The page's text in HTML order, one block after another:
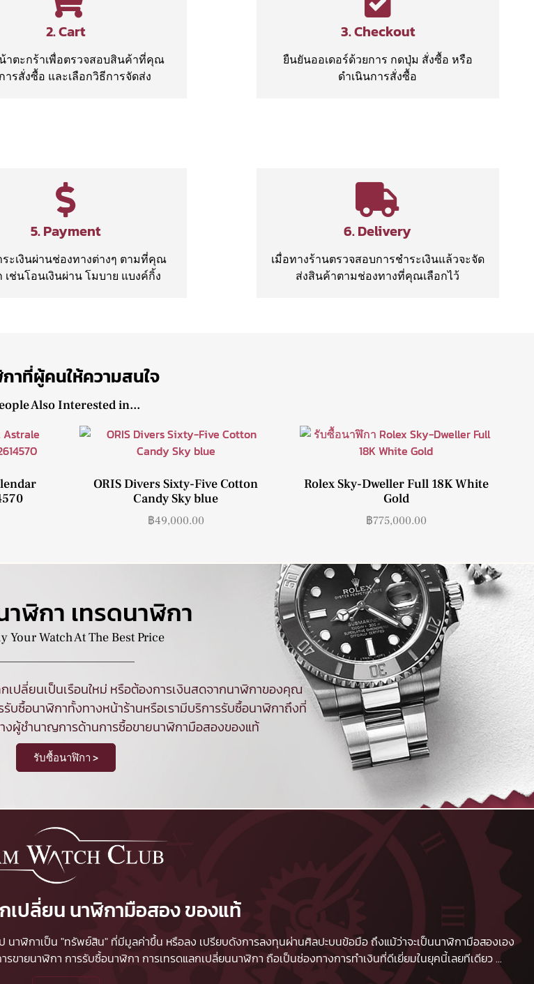
2. Cart
าตะกร้าเพื่อตรวจสอบสินค้าที่คุณ
ารสั่งซื้อ และเลือกวิธีการจัดส่ง
3. Checkout
ยืนยันออเดอร์ด้วยการ กดปุ่ม สั่งซื้อ หรือ
ดำเนินการสั่งซื้อ
5. Payment
ระเงินผ่านช่องทางต่างๆ ตามที่คุณ
เช่นโอนเงินผ่าน โมบาย แบงค์กิ้ง
6. Delivery
เมื่อทางร้านตรวจสอบการชำระเงินแล้วจะจัด
ส่งสินค้าตามช่องทางที่คุณเลือกไว้
าที่ผู้คนให้ความสนใจ
Also Interested in...
ORIS Divers Sixty-Five Cotton
Candy Sky blue
฿49,000.00
Rolex Sky-Dweller Full 18K White
Gold
฿775,000.00
ฬิกา เทรดนาฬิกา
Your Watch At The Best Price
ปลี่ยนเป็นเรือนใหม่ หรือต้องการเงินสดจากนาฬิกาของคุณ
รับซื้อนาฬิกาทั้งทางหน้าร้านหรือเรามีบริการรับซื้อนาฬิกาถึงที่
างผู้ชำนาญการด้านการซื้อขายนาฬิกามือสองของแท้
รับซื้อนาฬิกา >
เปลี่ยน นาฬิกามือสอง ของแท้
าฬิกาเป็น "ทรัพย์สิน" ที่มีมูลค่าขึ้น หรือลง เปรียบดังการลงทุนผ่านศิลปะบนข้อมือ ถึงแม้ว่าจะเป็นนาฬิกามือสองเอง
รขายนาฬิกา การรับซื้อนาฬิกา การเทรดแลกเปลี่ยนนาฬิกา ถือเป็นช่องทางการทำเงินที่ดีเยี่ยมในยุคนี้เลยทีเดียว...